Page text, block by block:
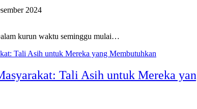
2024
kurun waktu seminggu mulai…
Tali Asih untuk Mereka